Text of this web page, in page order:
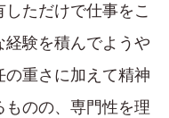
ただけで仕事をこ
験を積んでようや
の重さに加えて精神
のの、専門性を理